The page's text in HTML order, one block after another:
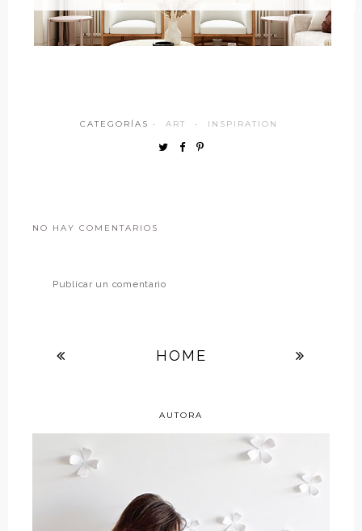
CATEGORÍAS · ART · INSPIRATION
NO HAY COMENTARIOS
Publicar un comentario
HOME
AUTORA